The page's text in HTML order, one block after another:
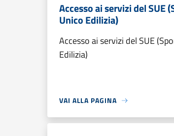
Accesso ai servizi del SUE
Unico Edilizia)
Accesso ai servizi del SUE
Edilizia)
VAI ALLA PAGINA